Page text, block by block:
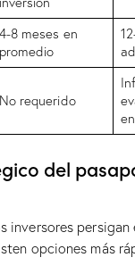
4-8 meses en
promedio
No requerido
del
inversores persigan
opciones más